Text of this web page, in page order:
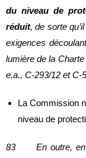
du niveau de
réduit, de sorte
exigences
lumière de la
e.a., C‑293/12 et
La Commission
niveau de
83 En outre, en